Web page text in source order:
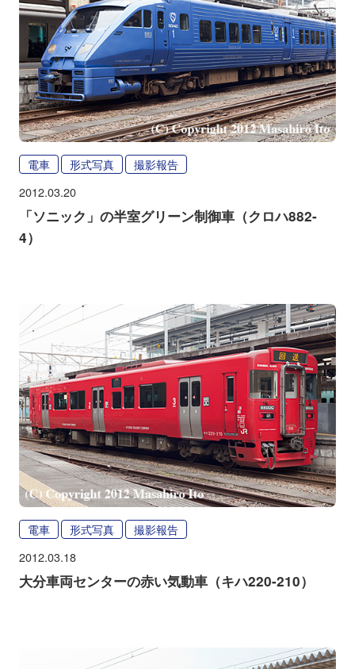
電車 形式写真 撮影報告
2012.03.20
「ソニック」の半室グリーン制御車（クロハ882-
4）
電車 形式写真 撮影報告
2012.03.18
大分車両センターの赤い気動車（キハ220-210）